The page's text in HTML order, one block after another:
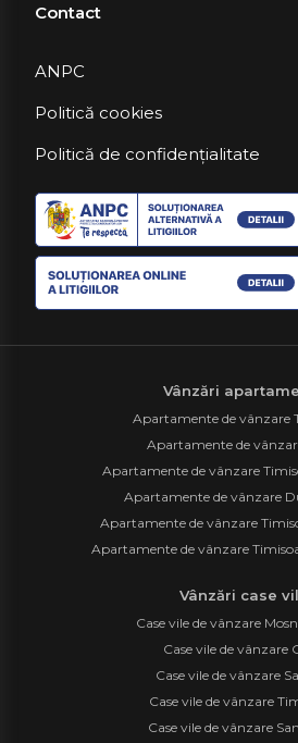
Contact
ANPC
Politică cookies
Politică de confidențialitate
Vânzări
Apartamente de vânzare
Apartamente de
Apartamente de vânzare
Apartamente de vânzare
Apartamente de vânzare
Apartamente de vânzare
Vânzări case
Case vile de vânzare
Case vile de vânzare
Case vile de vânzare
Case vile de vânzare
Case vile de vânzare